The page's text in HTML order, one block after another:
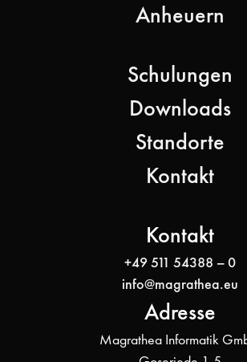
Anheuern
Schulungen
Downloads
Standorte
Kontakt
Kontakt
+49 511 54388 – 0
info@magrathea.eu
Adresse
Magrathea Informatik